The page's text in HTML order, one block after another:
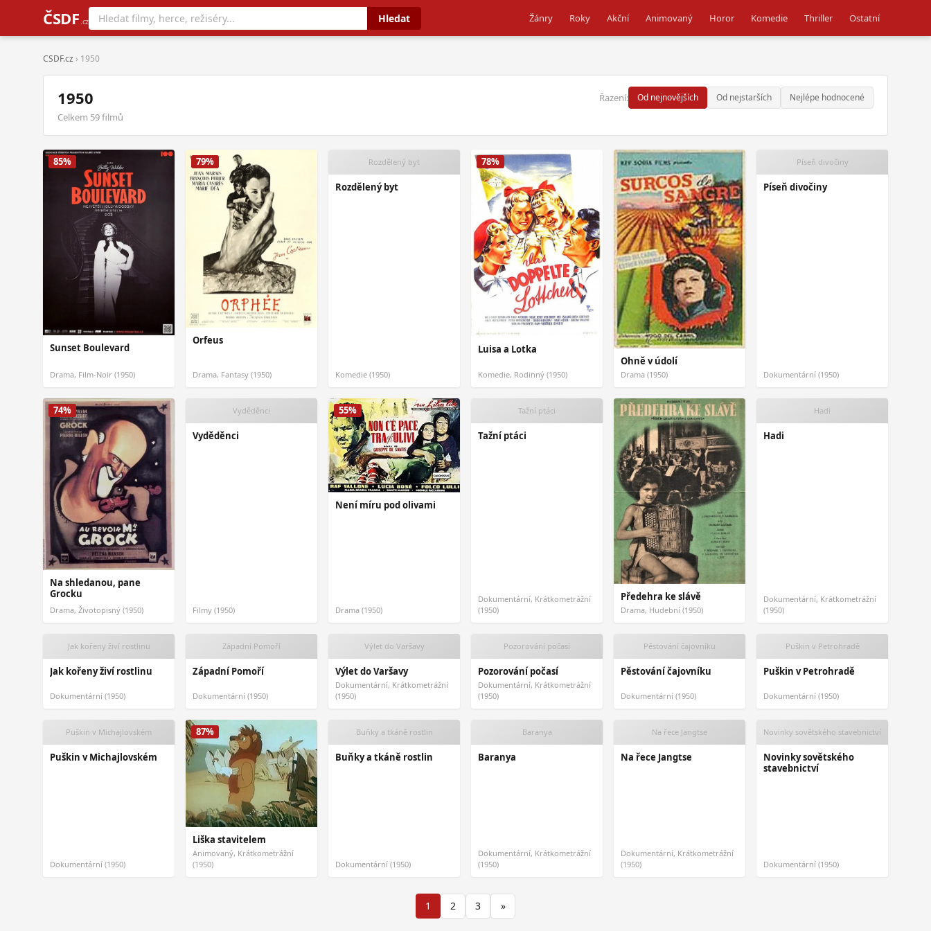
ČSDF .cz Hledat Žánry Roky Akční Animovaný Horor Komedie Thriller Ostatní
CSDF.cz › 1950
1950
Celkem 59 filmů
Řazení: Od nejnovějších Od nejstarších Nejlépe hodnocené
85%
Sunset Boulevard
Drama, Film-Noir (1950)
79%
Orfeus
Drama, Fantasy (1950)
Rozdělený byt
Rozdělený byt
Komedie (1950)
78%
Luisa a Lotka
Komedie, Rodinný (1950)
Ohně v údolí
Drama (1950)
Píseň divočiny
Píseň divočiny
Dokumentární (1950)
74%
Na shledanou, pane
Grocku
Drama, Životopisný (1950)
Vyděděnci
Vyděděnci
Filmy (1950)
55%
Není míru pod olivami
Drama (1950)
Tažní ptáci
Tažní ptáci
Dokumentární, Krátkometrážní
(1950)
Předehra ke slávě
Drama, Hudební (1950)
Hadi
Hadi
Dokumentární, Krátkometrážní
(1950)
Jak kořeny živí rostlinu
Jak kořeny živí rostlinu
Dokumentární (1950)
Západní Pomoří
Západní Pomoří
Dokumentární (1950)
Výlet do Varšavy
Výlet do Varšavy
Dokumentární, Krátkometrážní
(1950)
Pozorování počasí
Pozorování počasí
Dokumentární, Krátkometrážní
(1950)
Pěstování čajovníku
Pěstování čajovníku
Dokumentární (1950)
Puškin v Petrohradě
Puškin v Petrohradě
Dokumentární (1950)
Puškin v Michajlovském
Puškin v Michajlovském
Dokumentární (1950)
87%
Liška stavitelem
Animovaný, Krátkometrážní
(1950)
Buňky a tkáně rostlin
Buňky a tkáně rostlin
Dokumentární (1950)
Baranya
Baranya
Dokumentární, Krátkometrážní
(1950)
Na řece Jangtse
Na řece Jangtse
Dokumentární, Krátkometrážní
(1950)
Novinky sovětského stavebnictví
Novinky sovětského
stavebnictví
Dokumentární (1950)
1 2 3 »